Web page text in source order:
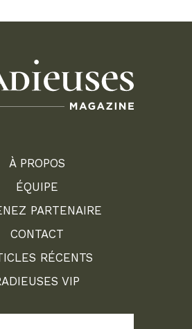
À PROPOS
ÉQUIPE
PARTENAIRE
CONTACT
RÉCENTS
VIP